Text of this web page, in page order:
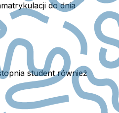
do dnia
student również